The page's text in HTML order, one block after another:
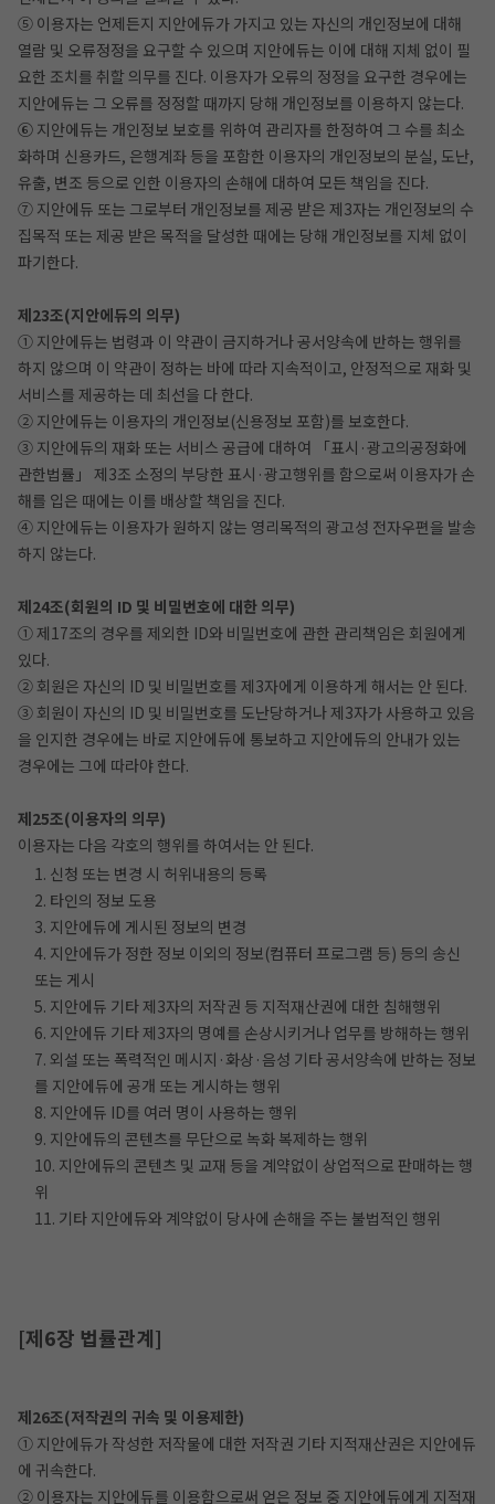
⑤ 이용자는 언제든지 지안에듀가 가지고 있는 자신의 개인정보에 대해
열람 및 오류정정을 요구할 수 있으며 지안에듀는 이에 대해 지체 없이 필
요한 조치를 취할 의무를 진다. 이용자가 오류의 정정을 요구한 경우에는
지안에듀는 그 오류를 정정할 때까지 당해 개인정보를 이용하지 않는다.
⑥ 지안에듀는 개인정보 보호를 위하여 관리자를 한정하여 그 수를 최소
화하며 신용카드, 은행계좌 등을 포함한 이용자의 개인정보의 분실, 도난,
유출, 변조 등으로 인한 이용자의 손해에 대하여 모든 책임을 진다.
⑦ 지안에듀 또는 그로부터 개인정보를 제공 받은 제3자는 개인정보의 수
집목적 또는 제공 받은 목적을 달성한 때에는 당해 개인정보를 지체 없이
파기한다.
제23조(지안에듀의 의무)
① 지안에듀는 법령과 이 약관이 금지하거나 공서양속에 반하는 행위를
하지 않으며 이 약관이 정하는 바에 따라 지속적이고, 안정적으로 재화 및
서비스를 제공하는 데 최선을 다 한다.
② 지안에듀는 이용자의 개인정보(신용정보 포함)를 보호한다.
③ 지안에듀의 재화 또는 서비스 공급에 대하여 「표시·광고의공정화에
관한법률」 제3조 소정의 부당한 표시·광고행위를 함으로써 이용자가 손
해를 입은 때에는 이를 배상할 책임을 진다.
④ 지안에듀는 이용자가 원하지 않는 영리목적의 광고성 전자우편을 발송
하지 않는다.
제24조(회원의 ID 및 비밀번호에 대한 의무)
① 제17조의 경우를 제외한 ID와 비밀번호에 관한 관리책임은 회원에게
있다.
② 회원은 자신의 ID 및 비밀번호를 제3자에게 이용하게 해서는 안 된다.
③ 회원이 자신의 ID 및 비밀번호를 도난당하거나 제3자가 사용하고 있음
을 인지한 경우에는 바로 지안에듀에 통보하고 지안에듀의 안내가 있는
경우에는 그에 따라야 한다.
제25조(이용자의 의무)
이용자는 다음 각호의 행위를 하여서는 안 된다.
1. 신청 또는 변경 시 허위내용의 등록
2. 타인의 정보 도용
3. 지안에듀에 게시된 정보의 변경
4. 지안에듀가 정한 정보 이외의 정보(컴퓨터 프로그램 등) 등의 송신
또는 게시
5. 지안에듀 기타 제3자의 저작권 등 지적재산권에 대한 침해행위
6. 지안에듀 기타 제3자의 명예를 손상시키거나 업무를 방해하는 행위
7. 외설 또는 폭력적인 메시지·화상·음성 기타 공서양속에 반하는 정보
를 지안에듀에 공개 또는 게시하는 행위
8. 지안에듀 ID를 여러 명이 사용하는 행위
9. 지안에듀의 콘텐츠를 무단으로 녹화 복제하는 행위
10. 지안에듀의 콘텐츠 및 교재 등을 계약없이 상업적으로 판매하는 행
위
11. 기타 지안에듀와 계약없이 당사에 손해을 주는 불법적인 행위
[제6장 법률관계]
제26조(저작권의 귀속 및 이용제한)
① 지안에듀가 작성한 저작물에 대한 저작권 기타 지적재산권은 지안에듀
에 귀속한다.
② 이용자는 지안에듀를 이용함으로써 얻은 정보 중 지안에듀에게 지적재